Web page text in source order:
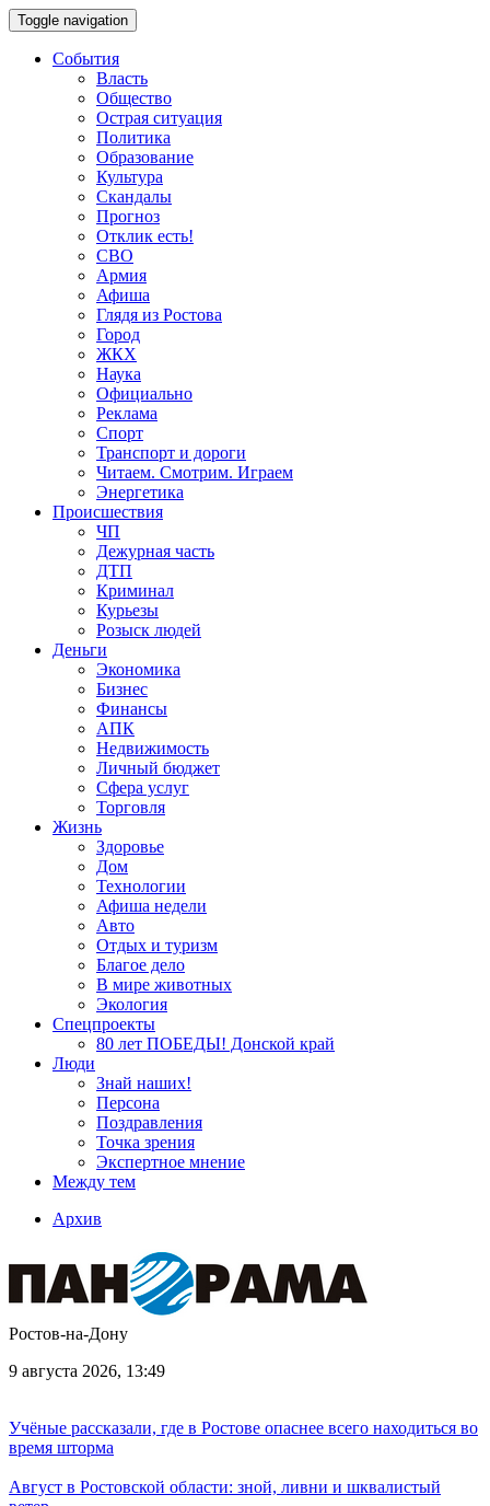
Toggle navigation
События
Власть
Общество
Острая ситуация
Политика
Образование
Культура
Скандалы
Прогноз
Отклик есть!
СВО
Армия
Афиша
Глядя из Ростова
Город
ЖКХ
Наука
Официально
Реклама
Спорт
Транспорт и дороги
Читаем. Смотрим. Играем
Энергетика
Происшествия
ЧП
Дежурная часть
ДТП
Криминал
Курьезы
Розыск людей
Деньги
Экономика
Бизнес
Финансы
АПК
Недвижимость
Личный бюджет
Сфера услуг
Торговля
Жизнь
Здоровье
Дом
Технологии
Афиша недели
Авто
Отдых и туризм
Благое дело
В мире животных
Экология
Спецпроекты
80 лет ПОБЕДЫ! Донской край
Люди
Знай наших!
Персона
Поздравления
Точка зрения
Экспертное мнение
Между тем
Архив
Ростов-на-Дону
9 августа 2026, 13:49
Учёные рассказали, где в Ростове опаснее всего находиться во
время шторма
Август в Ростовской области: зной, ливни и шквалистый